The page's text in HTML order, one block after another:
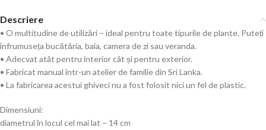
Descriere
• O multitudine de utilizări – ideal pentru toate tipurile de plante. Puteți
înfrumuseța bucătăria, baia, camera de zi sau veranda.
• Adecvat atât pentru interior cât și pentru exterior.
• Fabricat manual într-un atelier de familie din Sri Lanka.
• La fabricarea acestui ghiveci nu a fost folosit nici un fel de plastic.
Dimensiuni:
diametrul în locul cel mai lat – 14 cm